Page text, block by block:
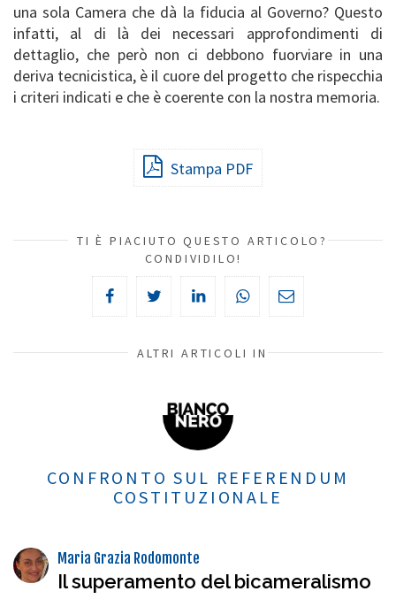
una sola Camera che dà la fiducia al Governo? Questo
infatti, al di là dei necessari approfondimenti di
dettaglio, che però non ci debbono fuorviare in una
deriva tecnicistica, è il cuore del progetto che rispecchia
i criteri indicati e che è coerente con la nostra memoria.
Stampa PDF
TI È PIACIUTO QUESTO ARTICOLO?
CONDIVIDILO!
ALTRI ARTICOLI IN
CONFRONTO SUL REFERENDUM
COSTITUZIONALE
Maria Grazia Rodomonte
Il superamento del bicameralismo